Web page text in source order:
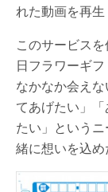
れた動画を再生
このサービス
日フラワーギ
なかなか会え
てあげたい」
たい」という
緒に想いを込め